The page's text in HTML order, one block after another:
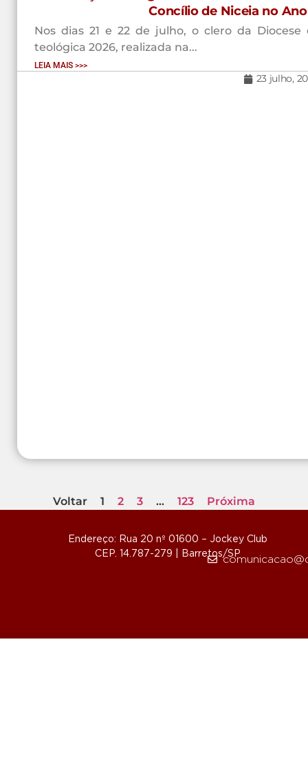
Concílio de Niceia no
Nos dias 21 e 22 de julho, o clero da
teológica 2026, realizada na...
LEIA MAIS >>>
23 julho,
Voltar 1 2 3 … 123 Próxima
Endereço: Rua 20 nº 01600 – Jockey Club
CEP. 14.787-279 | Barretos/SP